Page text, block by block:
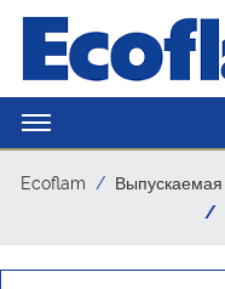
Ecoflam Выпускаемая